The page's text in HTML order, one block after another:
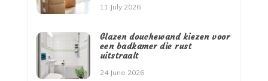
11 July 2026
Glazen douchewand kiezen voor
een badkamer die rust
uitstraalt
24 June 2026